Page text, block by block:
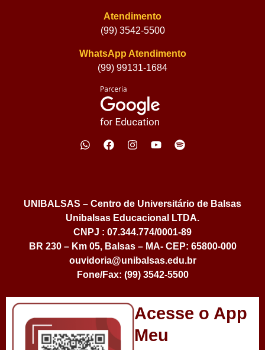
Atendimento
(99) 3542-5500
WhatsApp Atendimento
(99) 99131-1684
UNIBALSAS – Centro de Universitário de Balsas
Unibalsas Educacional LTDA.
CNPJ : 07.344.774/0001-89
BR 230 – Km 05, Balsas – MA- CEP: 65800-000
ouvidoria@unibalsas.edu.br
Fone/Fax: (99) 3542-5500
Acesse o App
Meu